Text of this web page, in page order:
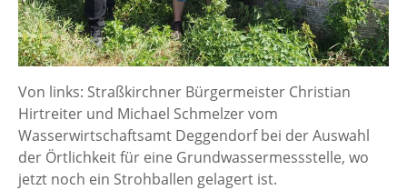
Von links: Straßkirchner Bürgermeister Christian
Hirtreiter und Michael Schmelzer vom
Wasserwirtschaftsamt Deggendorf bei der Auswahl
der Örtlichkeit für eine Grundwassermessstelle, wo
jetzt noch ein Strohballen gelagert ist.